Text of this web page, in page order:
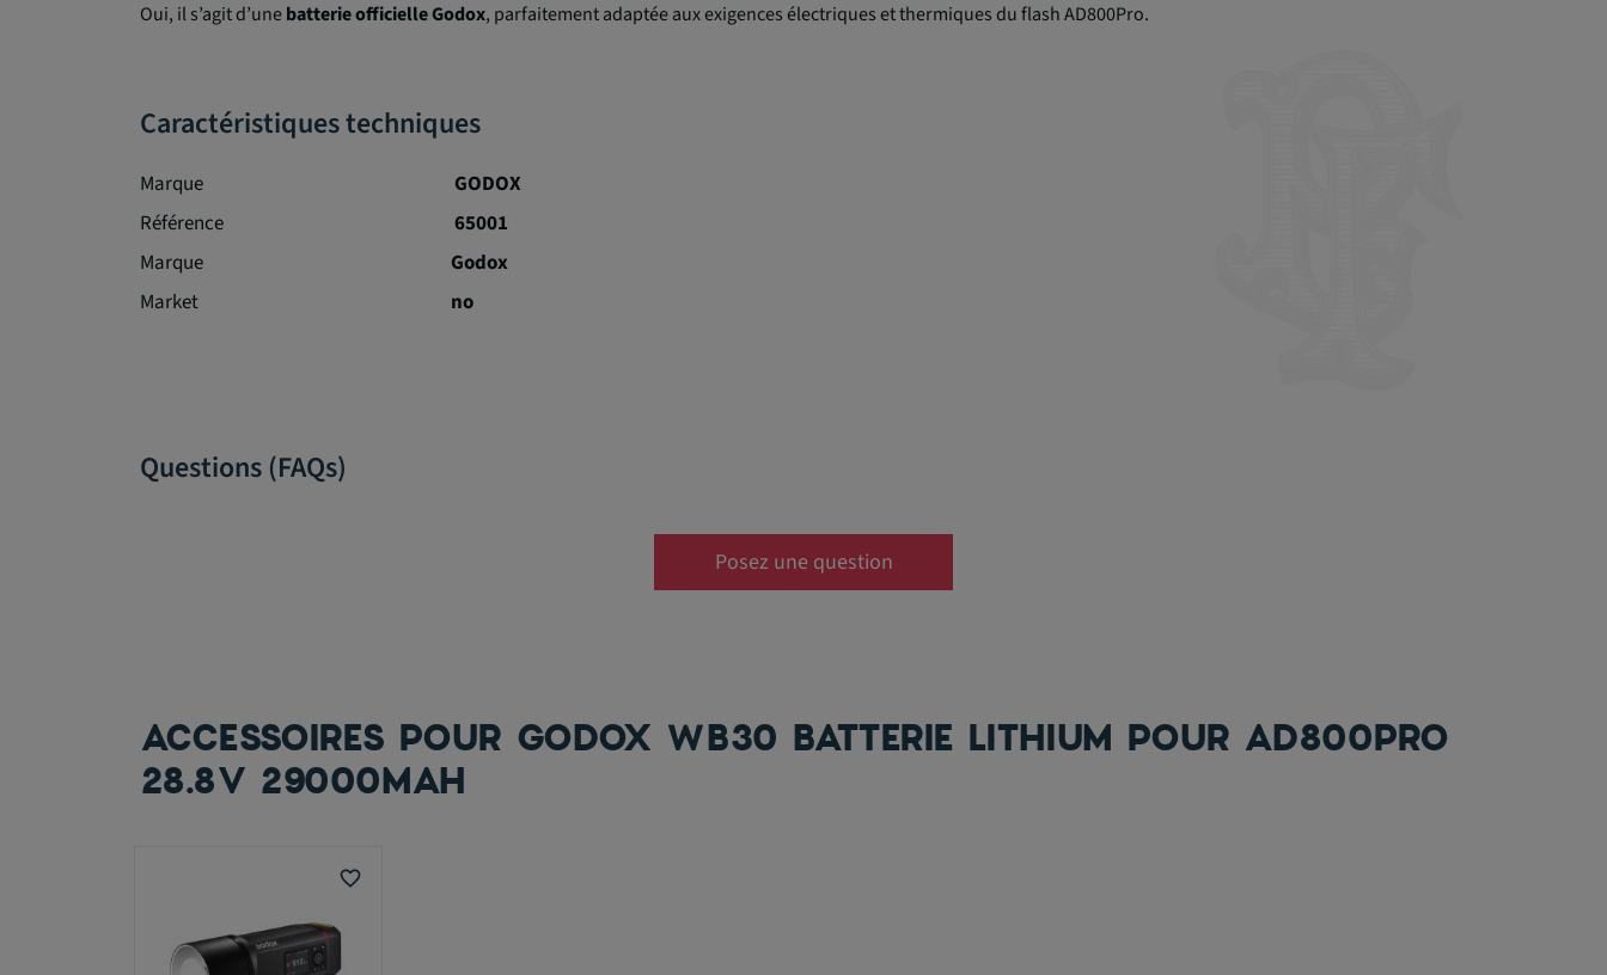
Oui, il s’agit d’unebatterie officielle Godox, parfaitement adaptée aux exigences électriques et thermiques du flash AD800Pro.
Caractéristiques techniques
Marque
GODOX
Référence
65001
Marque
Godox
Market
no
Questions (FAQs)
Posez une question
ACCESSOIRES POUR GODOX WB30 BATTERIE LITHIUM POUR AD800PRO
28.8V 29000MAH
favorite_border